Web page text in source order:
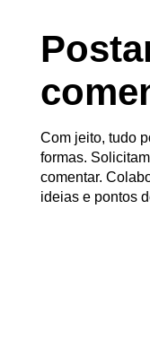
Com jeito, tudo
formas.
comentar.
ideias e pontos